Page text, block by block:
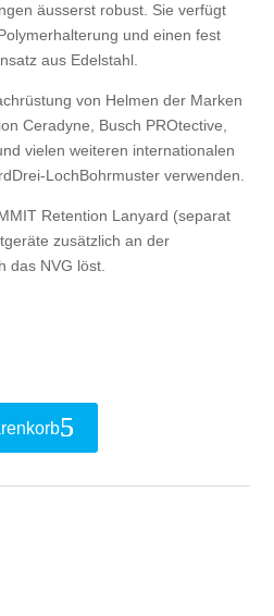
äusserst robust. Sie verfügt
und einen fest
aus Edelstahl.
von Helmen der Marken
Ceradyne, Busch PROtective,
vielen weiteren internationalen
LochBohrmuster verwenden.
Retention Lanyard (separat
zusätzlich an der
das NVG löst.